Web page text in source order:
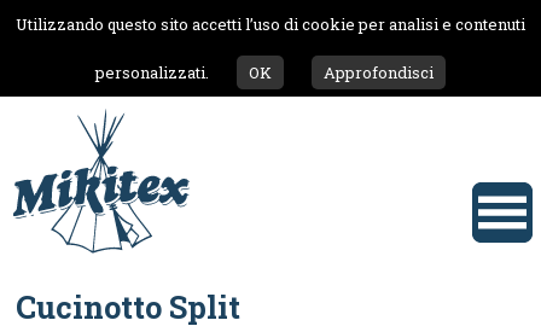
Utilizzando questo sito accetti l’uso di cookie per analisi e contenuti
personalizzati. OK Approfondisci
Cucinotto Split